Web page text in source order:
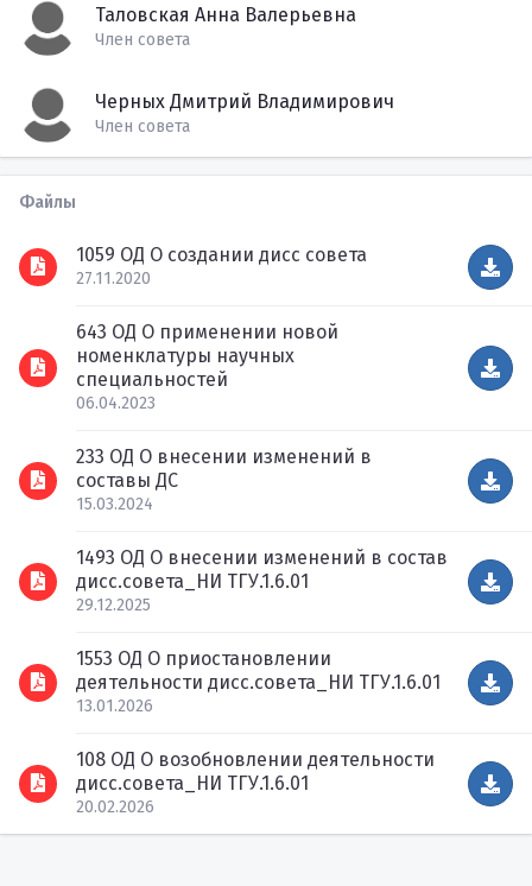
Таловская Анна Валерьевна
Член совета
Черных Дмитрий Владимирович
Член совета
Файлы
1059 ОД О создании дисс совета
27.11.2020
643 ОД О применении новой
номенклатуры научных
специальностей
06.04.2023
233 ОД О внесении изменений в
составы ДС
15.03.2024
1493 ОД О внесении изменений в состав
дисс.совета_НИ ТГУ.1.6.01
29.12.2025
1553 ОД О приостановлении
деятельности дисс.совета_НИ ТГУ.1.6.01
13.01.2026
108 ОД О возобновлении деятельности
дисс.совета_НИ ТГУ.1.6.01
20.02.2026